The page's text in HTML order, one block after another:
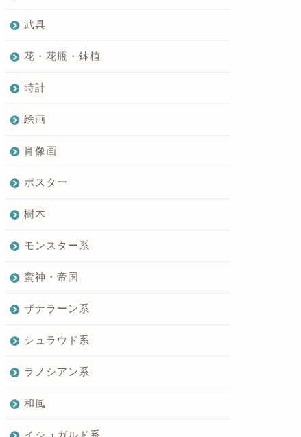
武具
花・花瓶・鉢植
時計
絵画
肖像画
ポスター
樹木
モンスター系
蛮神・帝国
ザナラーン系
シュラウド系
ラノシアン系
和風
イシュガルド系